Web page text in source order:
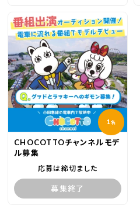
1名
CHOCOTTOチャンネルモデ
ル募集
応募は締切ました
募集終了